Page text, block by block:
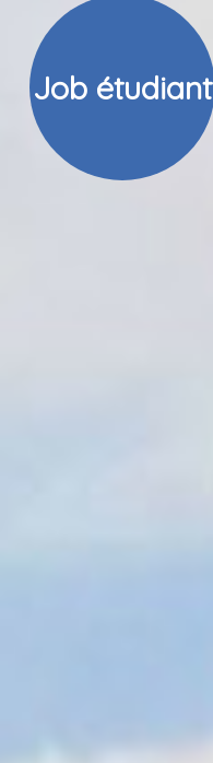
Job étudiant